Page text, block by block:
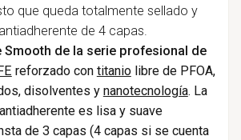
que queda totalmente sellado y
de 4 capas.
Smooth de la serie profesional de
reforzado con titaniolibre de PFOA,
disolventes y nanotecnología. La
es lisa y suave
de 3 capas (4 capas si se cuenta